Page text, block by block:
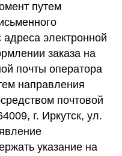
путем
электронной
заказа на
почты оператора
направления
почтовой
г. Иркутск, ул.
указание на